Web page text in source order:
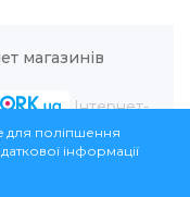
магазинів
Інтернет-
для поліпшення
інформації